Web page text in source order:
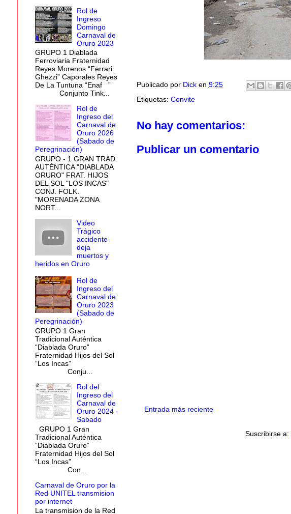
Publicado por Dick en 9:25
Etiquetas: Convite
No hay comentarios:
Publicar un comentario
Entrada más reciente
Suscribirse a:
Rol de
Ingreso
Domingo
Carnaval de
Oruro 2023
GRUPO 1 Diablada
Ferroviaria Fraternidad
Reyes Morenos “Ferrari
Ghezzi” Caporales Reyes
De La Tuntuna “Enaf ”
Conjunto Tink...
Rol de
Ingreso del
Carnaval de
Oruro 2026
(Sabado de
Peregrinación)
GRUPO - 1 GRAN TRAD.
AUTÉNTICA "DIABLADA
ORURO" FRAT. HIJOS
DEL SOL "LOS INCAS"
CONJ. FOLK.
"MORENADA ZONA
NORT...
Video
Trágico
accidente
deja
muertos y
heridos en Oruro
Rol de
Ingreso del
Carnaval de
Oruro 2023
(Sabado de
Peregrinación)
GRUPO 1 Gran
Tradicional Auténtica
“Diablada Oruro”
Fraternidad Hijos del Sol
“Los Incas”
Conju...
Rol del
Ingreso del
Carnaval de
Oruro 2024 -
Sabado
GRUPO 1 Gran
Tradicional Auténtica
“Diablada Oruro”
Fraternidad Hijos del Sol
“Los Incas”
Con...
Carnaval de Oruro por la
Red UNITEL transmision
por internet
La transmision de la Red